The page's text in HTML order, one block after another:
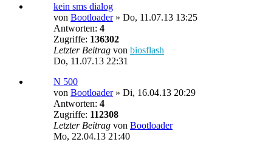
kein sms dialog
von Bootloader» Do, 11.07.13 13:25
Antworten: 4
Zugriffe: 136302
Letzter Beitrag von biosflash
Do, 11.07.13 22:31
N 500
von Bootloader» Di, 16.04.13 20:29
Antworten: 4
Zugriffe: 112308
Letzter Beitrag von Bootloader
Mo, 22.04.13 21:40